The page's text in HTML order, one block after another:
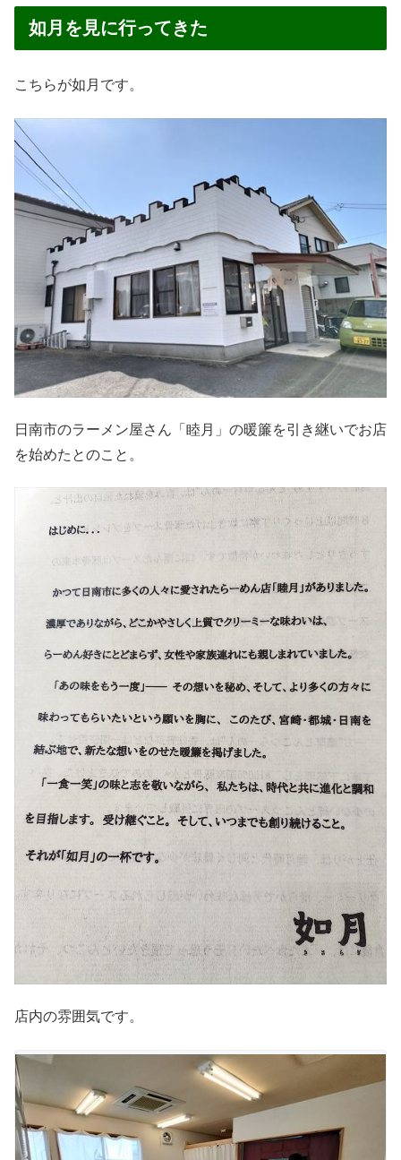
如月を見に行ってきた
こちらが如月です。
日南市のラーメン屋さん「睦月」の暖簾を引き継いでお店
を始めたとのこと。
店内の雰囲気です。